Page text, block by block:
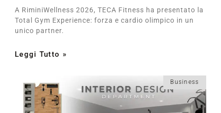
A RiminiWellness 2026, TECA Fitness ha presentato la
Total Gym Experience: forza e cardio olimpico in un
unico partner.
Leggi Tutto »
Business